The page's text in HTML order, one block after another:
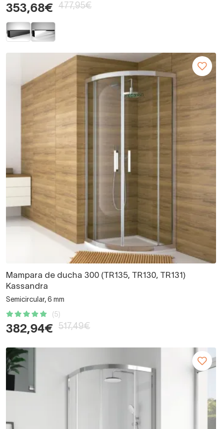
353,68€ 477,95€
Mampara de ducha 300 (TR135, TR130, TR131)
Kassandra
Semicircular, 6 mm
(5)
382,94€ 517,49€